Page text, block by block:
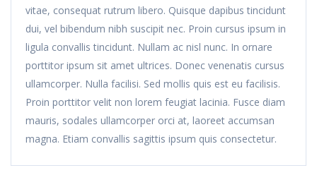
vitae, consequat rutrum libero. Quisque dapibus tincidunt
dui, vel bibendum nibh suscipit nec. Proin cursus ipsum in
ligula convallis tincidunt. Nullam ac nisl nunc. In ornare
porttitor ipsum sit amet ultrices. Donec venenatis cursus
ullamcorper. Nulla facilisi. Sed mollis quis est eu facilisis.
Proin porttitor velit non lorem feugiat lacinia. Fusce diam
mauris, sodales ullamcorper orci at, laoreet accumsan
magna. Etiam convallis sagittis ipsum quis consectetur.